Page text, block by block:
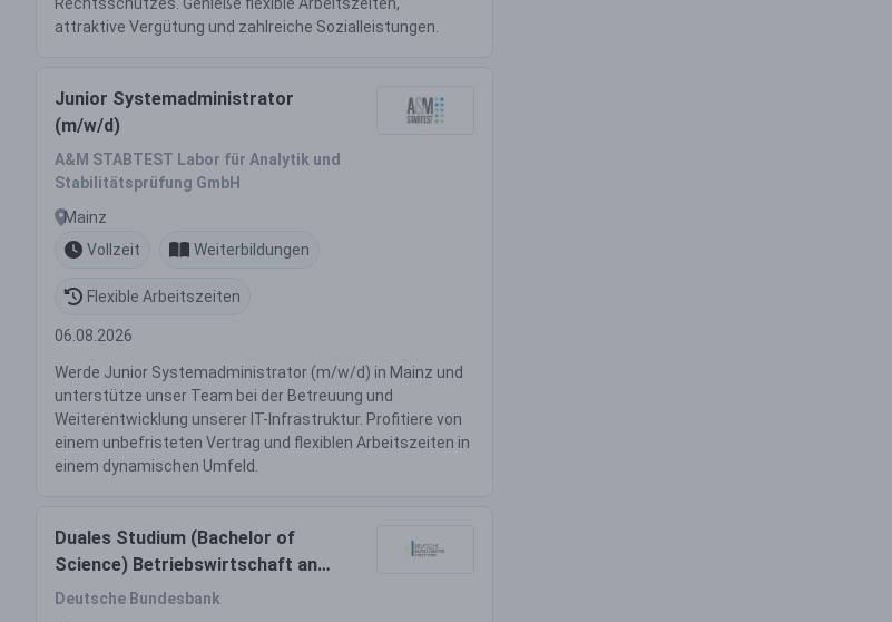
attraktive Vergütung und zahlreiche Sozialleistungen.
Junior Systemadministrator
(m/w/d)
A&M STABTEST Labor für Analytik und
Stabilitätsprüfung GmbH
Mainz
Vollzeit
Weiterbildungen
Flexible Arbeitszeiten
06.08.2026
Werde Junior Systemadministrator (m/w/d) in Mainz und
unterstütze unser Team bei der Betreuung und
Weiterentwicklung unserer IT-Infrastruktur. Profitiere von
einem unbefristeten Vertrag und flexiblen Arbeitszeiten in
einem dynamischen Umfeld.
Duales Studium (Bachelor of
Science) Betriebswirtschaft an
der Hochschule Mainz
Deutsche Bundesbank